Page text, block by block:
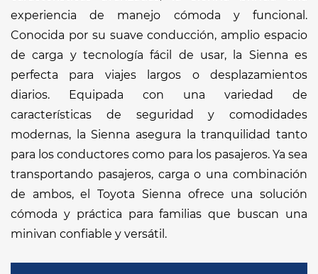
experiencia de manejo cómoda y funcional.
Conocida por su suave conducción, amplio espacio
de carga y tecnología fácil de usar, la Sienna es
perfecta para viajes largos o desplazamientos
diarios. Equipada con una variedad de
características de seguridad y comodidades
modernas, la Sienna asegura la tranquilidad tanto
para los conductores como para los pasajeros. Ya sea
transportando pasajeros, carga o una combinación
de ambos, el Toyota Sienna ofrece una solución
cómoda y práctica para familias que buscan una
minivan confiable y versátil.